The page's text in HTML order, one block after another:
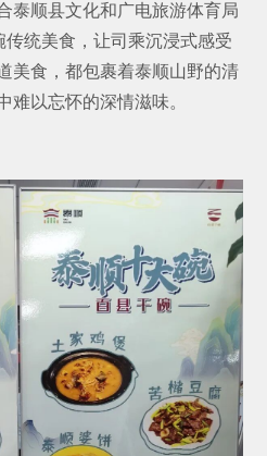
泰顺县文化和广电旅游体育局
传统美食，让司乘沉浸式感受
美食，都包裹着泰顺山野的清
难以忘怀的深情滋味。